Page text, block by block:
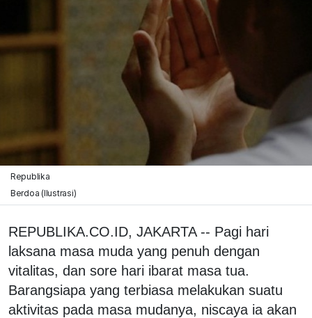
Republika
Berdoa (Ilustrasi)
REPUBLIKA.CO.ID, JAKARTA -- Pagi hari
laksana masa muda yang penuh dengan
vitalitas, dan sore hari ibarat masa tua.
Barangsiapa yang terbiasa melakukan suatu
aktivitas pada masa mudanya, niscaya ia akan